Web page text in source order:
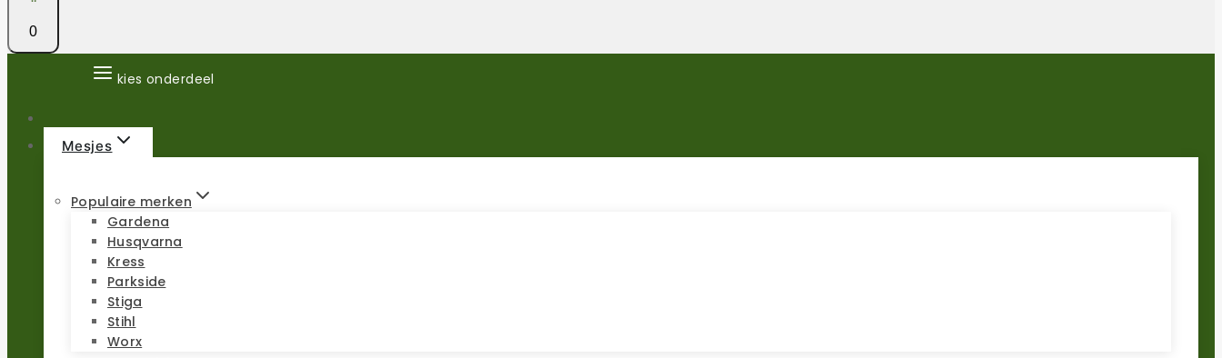
0
kies onderdeel
Mesjes
Populaire merken
Gardena
Husqvarna
Kress
Parkside
Stiga
Stihl
Worx